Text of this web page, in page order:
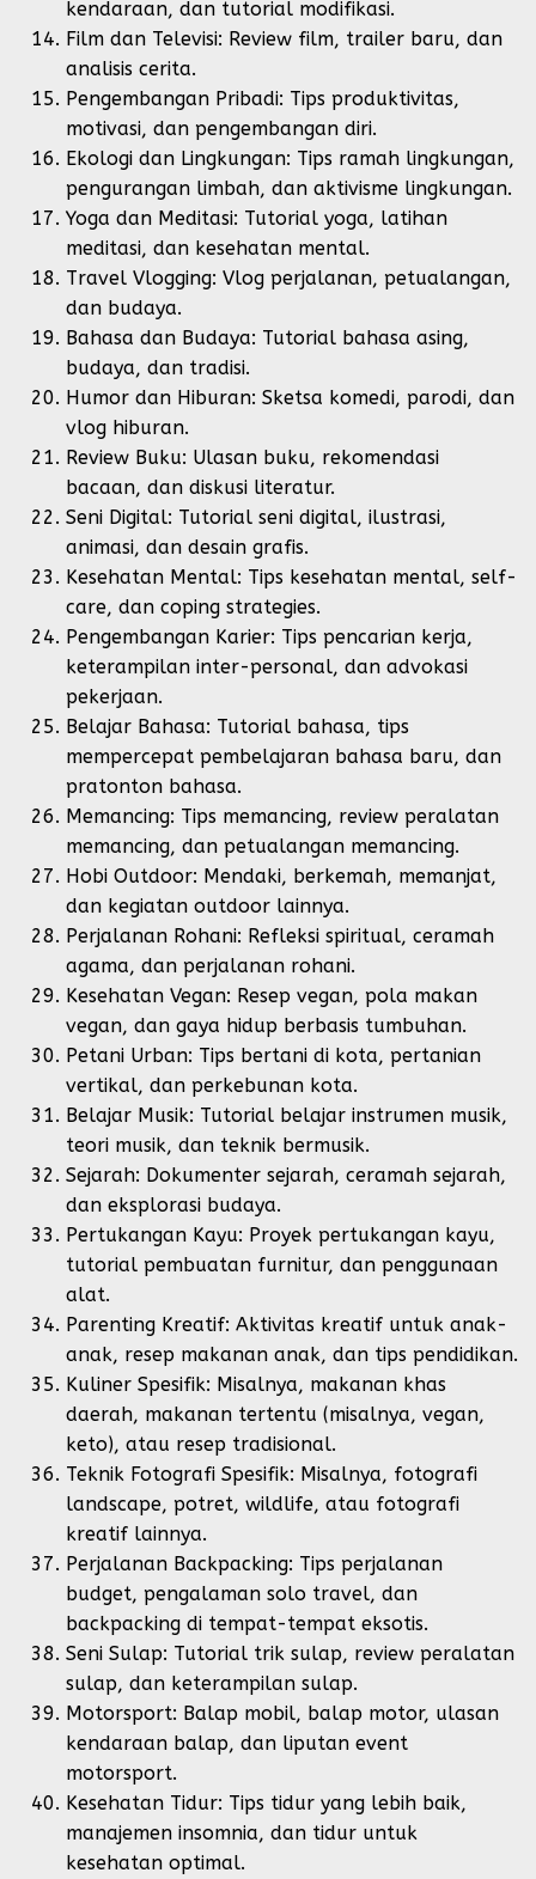
kendaraan, dan tutorial modifikasi.
Film dan Televisi: Review film, trailer baru, dan
analisis cerita.
Pengembangan Pribadi: Tips produktivitas,
motivasi, dan pengembangan diri.
Ekologi dan Lingkungan: Tips ramah lingkungan,
pengurangan limbah, dan aktivisme lingkungan.
Yoga dan Meditasi: Tutorial yoga, latihan
meditasi, dan kesehatan mental.
Travel Vlogging: Vlog perjalanan, petualangan,
dan budaya.
Bahasa dan Budaya: Tutorial bahasa asing,
budaya, dan tradisi.
Humor dan Hiburan: Sketsa komedi, parodi, dan
vlog hiburan.
Review Buku: Ulasan buku, rekomendasi
bacaan, dan diskusi literatur.
Seni Digital: Tutorial seni digital, ilustrasi,
animasi, dan desain grafis.
Kesehatan Mental: Tips kesehatan mental, self-
care, dan coping strategies.
Pengembangan Karier: Tips pencarian kerja,
keterampilan inter-personal, dan advokasi
pekerjaan.
Belajar Bahasa: Tutorial bahasa, tips
mempercepat pembelajaran bahasa baru, dan
pratonton bahasa.
Memancing: Tips memancing, review peralatan
memancing, dan petualangan memancing.
Hobi Outdoor: Mendaki, berkemah, memanjat,
dan kegiatan outdoor lainnya.
Perjalanan Rohani: Refleksi spiritual, ceramah
agama, dan perjalanan rohani.
Kesehatan Vegan: Resep vegan, pola makan
vegan, dan gaya hidup berbasis tumbuhan.
Petani Urban: Tips bertani di kota, pertanian
vertikal, dan perkebunan kota.
Belajar Musik: Tutorial belajar instrumen musik,
teori musik, dan teknik bermusik.
Sejarah: Dokumenter sejarah, ceramah sejarah,
dan eksplorasi budaya.
Pertukangan Kayu: Proyek pertukangan kayu,
tutorial pembuatan furnitur, dan penggunaan
alat.
Parenting Kreatif: Aktivitas kreatif untuk anak-
anak, resep makanan anak, dan tips pendidikan.
Kuliner Spesifik: Misalnya, makanan khas
daerah, makanan tertentu (misalnya, vegan,
keto), atau resep tradisional.
Teknik Fotografi Spesifik: Misalnya, fotografi
landscape, potret, wildlife, atau fotografi
kreatif lainnya.
Perjalanan Backpacking: Tips perjalanan
budget, pengalaman solo travel, dan
backpacking di tempat-tempat eksotis.
Seni Sulap: Tutorial trik sulap, review peralatan
sulap, dan keterampilan sulap.
Motorsport: Balap mobil, balap motor, ulasan
kendaraan balap, dan liputan event
motorsport.
Kesehatan Tidur: Tips tidur yang lebih baik,
manajemen insomnia, dan tidur untuk
kesehatan optimal.